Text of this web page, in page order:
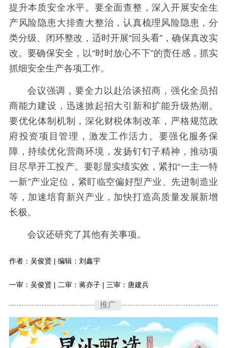
提升本质安全水平。要全面查整，深入开展安全生
产风险隐患大排查大整治，认真梳理风险隐患，分
类分级、闭环整改，适时开展“回头看”，确保真改实
改。要确保安全，以“时时放心不下”的责任感，抓实
抓细安全生产各项工作。
会议强调，要全力以赴洽谈招商，强化全员招
商能力建设，迅速掀起招大引新和扩能升级热潮。
要优化体制机制，深化财税体制改革，严格规范政
府投资项目管理，激发工作活力。要强化服务保
障，持续优化营商环境，发扬钉钉子精神，推动项
目尽早开工投产。要彰显实绩实效，紧扣“一主一特
一新”产业定位，紧盯临空偏好型产业、先进制造业
等，加速培育新兴产业，加快打造高质量发展新增
长极。
会议还研究了其他有关事项。
作者：吴俊贤 | 编辑：刘鑫宇
一审：吴俊贤 | 二审：蒋亦子 | 三审：唐建兵
推广